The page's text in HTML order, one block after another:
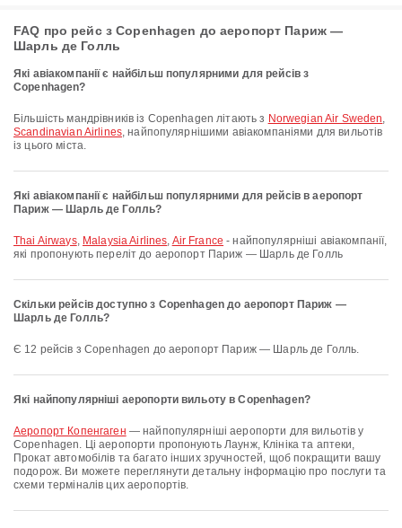
FAQ про рейс з Copenhagen до аеропорт Париж —
Шарль де Голль
Які авіакомпанії є найбільш популярними для рейсів з
Copenhagen?
Більшість мандрівників із Copenhagen літають з Norwegian Air Sweden,
Scandinavian Airlines, найпопулярнішими авіакомпаніями для вильотів
із цього міста.
Які авіакомпанії є найбільш популярними для рейсів в аеропорт
Париж — Шарль де Голль?
Thai Airways, Malaysia Airlines, Air France - найпопулярніші авіакомпанії,
які пропонують переліт до аеропорт Париж — Шарль де Голль
Скільки рейсів доступно з Copenhagen до аеропорт Париж —
Шарль де Голль?
Є 12 рейсів з Copenhagen до аеропорт Париж — Шарль де Голль.
Які найпопулярніші аеропорти вильоту в Copenhagen?
аеропорт Копенгаген — найпопулярніші аеропорти для вильотів у
Copenhagen. Ці аеропорти пропонують Лаунж, Клініка та аптеки,
Прокат автомобілів та багато інших зручностей, щоб покращити вашу
подорож. Ви можете переглянути детальну інформацію про послуги та
схеми терміналів цих аеропортів.